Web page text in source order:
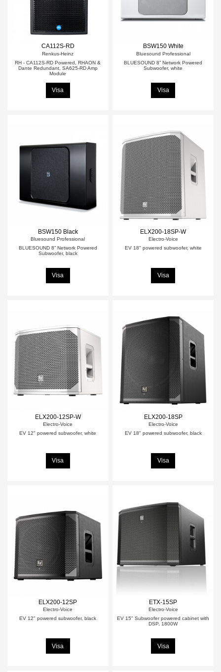
CA112S-RD
Renkus-Heinz
RH - CA112S-RD Powered, RHAON &
Dante Redundant, SA625-RD Amp
Module
Visa
BSW150 White
Bluesound Professional
BLUESOUND 8” Network Powered
Subwoofer, white
Visa
BSW150 Black
Bluesound Professional
BLUESOUND 8” Network Powered
Subwoofer, black
Visa
ELX200-18SP-W
Electro-Voice
EV 18" powered subwoofer, white
Visa
ELX200-12SP-W
Electro-Voice
EV 12" powered subwoofer, white
Visa
ELX200-18SP
Electro-Voice
EV 18" powered subwoofer, black
Visa
ELX200-12SP
Electro-Voice
EV 12" powered subwoofer, black
Visa
ETX-15SP
Electro-Voice
EV 15" Subwoofer powered cabinet with
DSP, 1800W
Visa